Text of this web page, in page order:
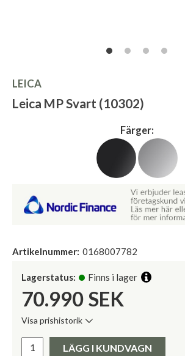
LEICA
Leica MP Svart (10302)
Färger:
Artikelnummer: 0168007782
Lagerstatus: Finns i lager
70.990 SEK
Visa prishistorik
Pris:
LÄGG I KUNDVAGN